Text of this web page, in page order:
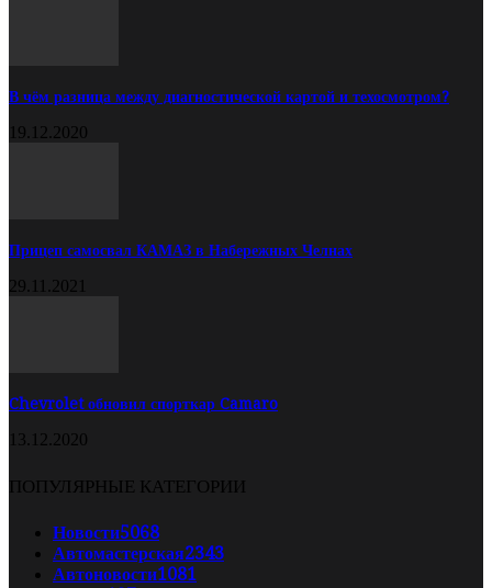
В чём разница между диагностической картой и техосмотром?
19.12.2020
Прицеп самосвал КАМАЗ в Набережных Челнах
29.11.2021
Chevrolet обновил спорткар Camaro
13.12.2020
ПОПУЛЯРНЫЕ КАТЕГОРИИ
Новости5068
Автомастерская2343
Автоновости1081